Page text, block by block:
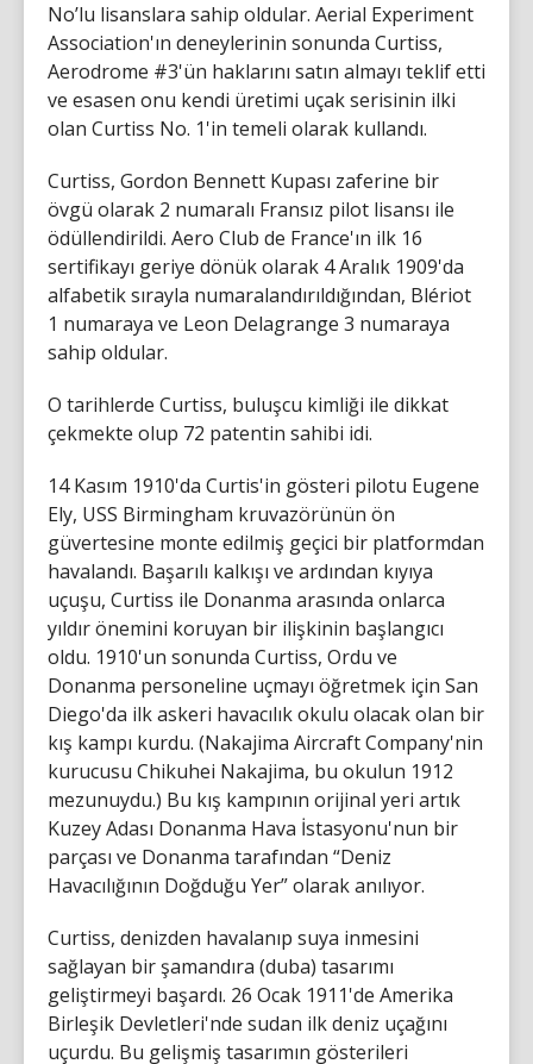
No’lu lisanslara sahip oldular. Aerial Experiment
Association'ın deneylerinin sonunda Curtiss,
Aerodrome #3'ün haklarını satın almayı teklif etti
ve esasen onu kendi üretimi uçak serisinin ilki
olan Curtiss No. 1'in temeli olarak kullandı.
Curtiss, Gordon Bennett Kupası zaferine bir
övgü olarak 2 numaralı Fransız pilot lisansı ile
ödüllendirildi. Aero Club de France'ın ilk 16
sertifikayı geriye dönük olarak 4 Aralık 1909'da
alfabetik sırayla numaralandırıldığından, Blériot
1 numaraya ve Leon Delagrange 3 numaraya
sahip oldular.
O tarihlerde Curtiss, buluşcu kimliği ile dikkat
çekmekte olup 72 patentin sahibi idi.
14 Kasım 1910'da Curtis'in gösteri pilotu Eugene
Ely, USS Birmingham kruvazörünün ön
güvertesine monte edilmiş geçici bir platformdan
havalandı. Başarılı kalkışı ve ardından kıyıya
uçuşu, Curtiss ile Donanma arasında onlarca
yıldır önemini koruyan bir ilişkinin başlangıcı
oldu. 1910'un sonunda Curtiss, Ordu ve
Donanma personeline uçmayı öğretmek için San
Diego'da ilk askeri havacılık okulu olacak olan bir
kış kampı kurdu. (Nakajima Aircraft Company'nin
kurucusu Chikuhei Nakajima, bu okulun 1912
mezunuydu.) Bu kış kampının orijinal yeri artık
Kuzey Adası Donanma Hava İstasyonu'nun bir
parçası ve Donanma tarafından “Deniz
Havacılığının Doğduğu Yer” olarak anılıyor.
Curtiss, denizden havalanıp suya inmesini
sağlayan bir şamandıra (duba) tasarımı
geliştirmeyi başardı. 26 Ocak 1911'de Amerika
Birleşik Devletleri'nde sudan ilk deniz uçağını
uçurdu. Bu gelişmiş tasarımın gösterileri